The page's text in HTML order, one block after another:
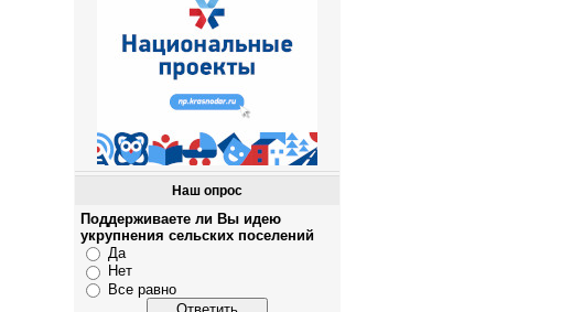
Наш опрос
Поддерживаете ли Вы идею
укрупнения сельских поселений
Да
Нет
Все равно